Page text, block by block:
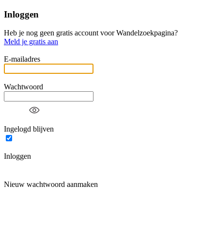
Inloggen
Heb je nog geen gratis account voor Wandelzoekpagina?
Meld je gratis aan
E-mailadres
Wachtwoord
Ingelogd blijven
Inloggen
Nieuw wachtwoord aanmaken